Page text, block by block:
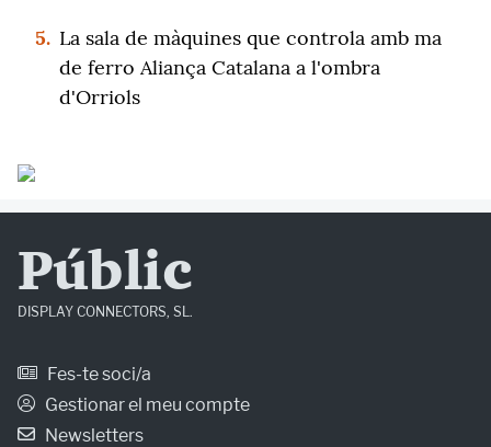
5. La sala de màquines que controla amb ma
de ferro Aliança Catalana a l'ombra
d'Orriols
Públic
DISPLAY CONNECTORS, SL.
Fes-te soci/a
Gestionar el meu compte
Newsletters